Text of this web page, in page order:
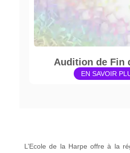
Audition de Fin
EN SAVOIR
L’Ecole de la Harpe offre à la